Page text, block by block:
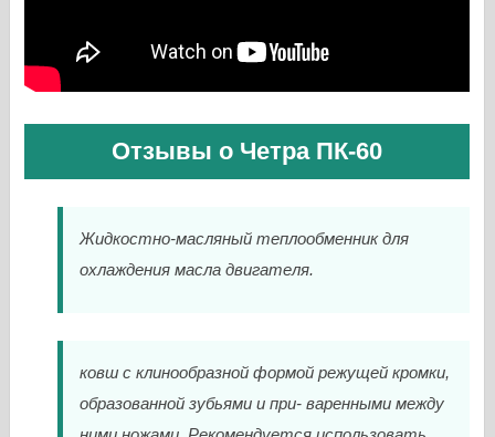
Отзывы о Четра ПК-60
Жидкостно-масляный теплообменник для
охлаждения масла двигателя.
ковш с клинообразной формой режущей кромки,
образованной зубьями и при- варенными между